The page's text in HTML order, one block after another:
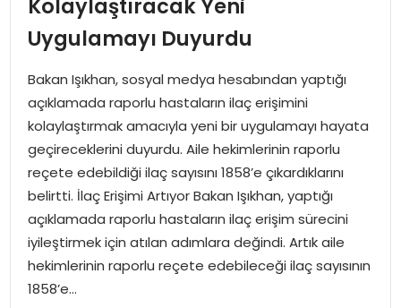
İDEAL SPOR
YAŞAM
MAGAZIN
SAĞLIK
SOSYAL HABER
Kolaylaştıracak Yeni
Uygulamayı Duyurdu
Bakan Işıkhan, sosyal medya hesabından yaptığı
açıklamada raporlu hastaların ilaç erişimini
kolaylaştırmak amacıyla yeni bir uygulamayı hayata
geçireceklerini duyurdu. Aile hekimlerinin raporlu
reçete edebildiği ilaç sayısını 1858’e çıkardıklarını
belirtti. İlaç Erişimi Artıyor Bakan Işıkhan, yaptığı
açıklamada raporlu hastaların ilaç erişim sürecini
iyileştirmek için atılan adımlara değindi. Artık aile
hekimlerinin raporlu reçete edebileceği ilaç sayısının
1858’e…